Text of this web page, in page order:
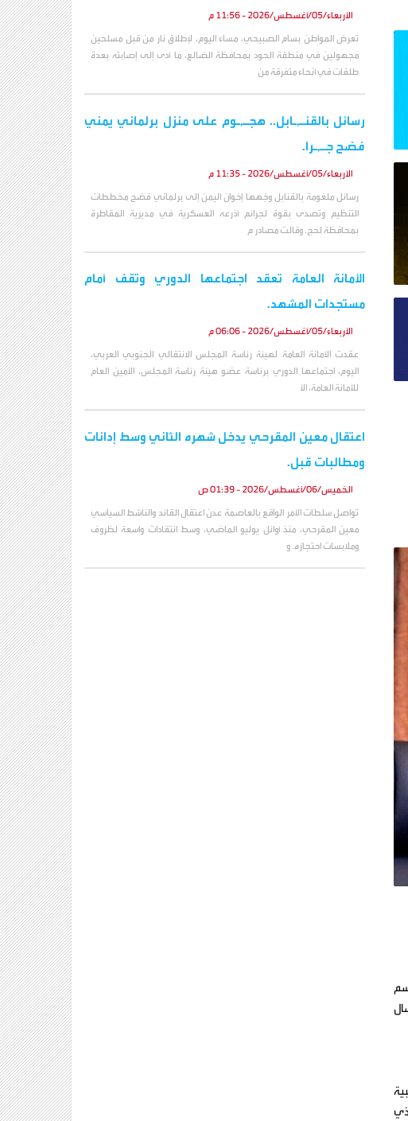
الأربعاء/05/أغسطس/2026 - 11:56 م
تعرض المواطن بسام الصبيحي، مساء اليوم، لإطلاق نار من قبل مسلحين
مجهولين في منطقة الحود بمحافظة الضالع، ما أدى إلى إصابته بعدة
طلقات في أنحاء متفرقة من
رسائل بالقنـ,ـابل.. هجـ,ـوم على منزل برلماني يمني
فضح جـ,ـرا.
الأربعاء/05/أغسطس/2026 - 11:35 م
رسائل ملغومة بالقنابل وجّهها إخوان اليمن إلى برلماني فضح مخططات
التنظيم وتصدى بقوة لجرائم أذرعه العسكرية في مديرية المقاطرة
بمحافظة لحج. وقالت مصادر م
الأمانة العامة تعقد اجتماعها الدوري وتقف أمام
مستجدات المشهد.
الأربعاء/05/أغسطس/2026 - 06:06 م
عقدت الأمانة العامة لهيئة رئاسة المجلس الانتقالي الجنوبي العربي،
اليوم، اجتماعها الدوري برئاسة عضو هيئة رئاسة المجلس، الأمين العام
للأمانة العامة، الأ
اعتقال معين المقرحي يدخل شهره الثاني وسط إدانات
ومطالبات قبل.
الخميس/06/أغسطس/2026 - 01:39 ص
تواصل سلطات الأمر الواقع بالعاصمة عدن اعتقال القائد والناشط السياسي
معين المقرحي، منذ أوائل يوليو الماضي، وسط انتقادات واسعة لظروف
وملابسات احتجازه. و